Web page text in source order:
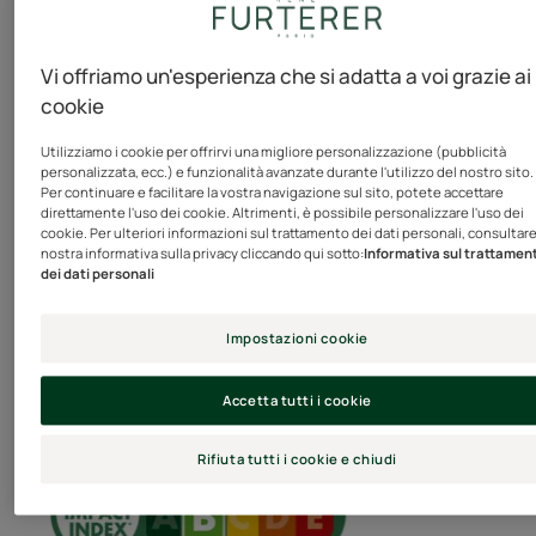
I capelli biondi spesso
sembrano mancare di
Efficace senza tempo di posa,
questo balsamo illuminante
ravviva i capelli biondi e ne
esalta i riflessi.
Vedi altro
Impatto socio-ambientale del
prodotto
Il Green Impact Index è uno strumento che misura l’impatto
prodotti wellness ed healthcare, basato sulla metodologia
descritta nella guida AFNOR Spec 2215. Sviluppato grazie al
contributo di 22 aziende, associazioni e federazioni, valuta i
tuoi prodotti in base a oltre 50 criteri per una maggiore
trasparenza! Comprensione del Green Impact Index
Vi offriamo un'esperienza che si adatta a voi grazie ai
cookie
Utilizziamo i cookie per offrirvi una migliore personalizzazione (pubblicità
personalizzata, ecc.) e funzionalità avanzate durante l'utilizzo del nostro sito.
Per continuare e facilitare la vostra navigazione sul sito, potete accettare
direttamente l'uso dei cookie. Altrimenti, è possibile personalizzare l'uso dei
cookie. Per ulteriori informazioni sul trattamento dei dati personali,
nostra informativa sulla privacy cliccando qui sotto:Informativa sul
dei dati personali
Impostazioni cookie
Rifiuta tutti i cookie e chiudi
Accetta tutti i cookie